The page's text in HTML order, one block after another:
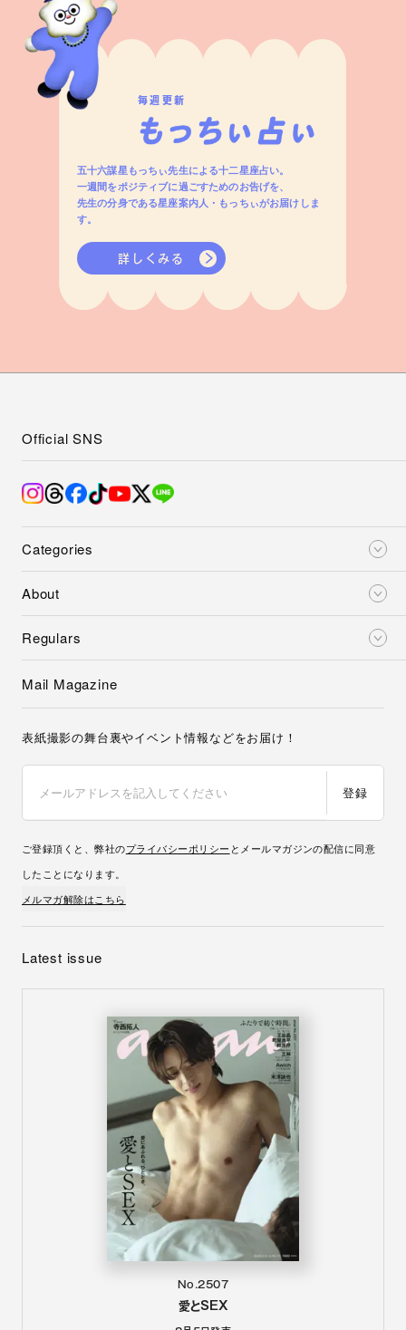
毎週更新
五十六謀星もっちぃ先生による十二星座占い。
一週間をポジティブに過ごすためのお告げを、
先生の分身である星座案内人・もっちぃがお届けしま
す。
詳しくみる
Categories
About
Regulars
Official SNS
Mail Magazine
表紙撮影の舞台裏やイベント情報などをお届け！
登録
ご登録頂くと、弊社のプライバシーポリシー とメールマガジンの配信に同意
したことになります。
メルマガ解除はこちら
Latest issue
No.2507
愛とSEX